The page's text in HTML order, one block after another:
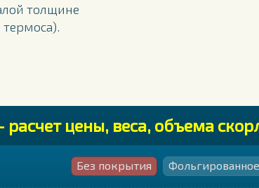
толщине
расчет цены, веса, объема
Без покрытия